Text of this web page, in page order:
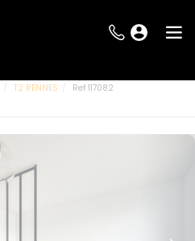
T2 RENNES Ref 117082